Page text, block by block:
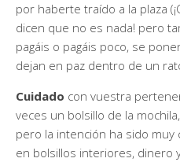
por haberte traído a la plaza
dicen que no es nada! pero
pagáis o pagáis poco, se
dejan en paz dentro de un
Cuidado con vuestra
veces un bolsillo de la
pero la intención ha sido muy
en bolsillos interiores, dinero